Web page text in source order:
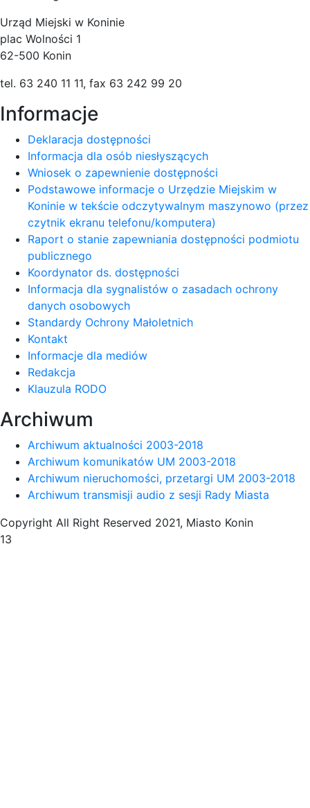
Urząd Miejski w Koninie
plac Wolności 1
62-500 Konin
tel. 63 240 11 11, fax 63 242 99 20
Informacje
Deklaracja dostępności
Informacja dla osób niesłyszących
Wniosek o zapewnienie dostępności
Podstawowe informacje o Urzędzie Miejskim w
Koninie w tekście odczytywalnym maszynowo (przez
czytnik ekranu telefonu/komputera)
Raport o stanie zapewniania dostępności podmiotu
publicznego
Koordynator ds. dostępności
Informacja dla sygnalistów o zasadach ochrony
danych osobowych
Standardy Ochrony Małoletnich
Kontakt
Informacje dla mediów
Redakcja
Klauzula RODO
Archiwum
Archiwum aktualności 2003-2018
Archiwum komunikatów UM 2003-2018
Archiwum nieruchomości, przetargi UM 2003-2018
Archiwum transmisji audio z sesji Rady Miasta
Copyright All Right Reserved 2021, Miasto Konin
13